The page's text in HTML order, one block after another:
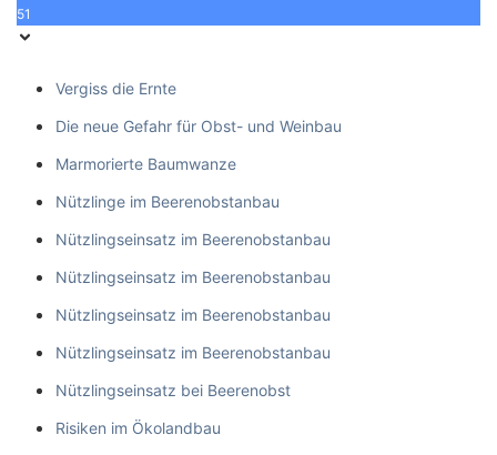
51
Vergiss die Ernte
Die neue Gefahr für Obst- und Weinbau
Marmorierte Baumwanze
Nützlinge im Beerenobstanbau
Nützlingseinsatz im Beerenobstanbau
Nützlingseinsatz im Beerenobstanbau
Nützlingseinsatz im Beerenobstanbau
Nützlingseinsatz im Beerenobstanbau
Nützlingseinsatz bei Beerenobst
Risiken im Ökolandbau